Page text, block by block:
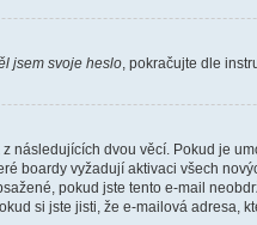
jsem svoje heslo, pokračujte dle
dvou věcí. Pokud je
boardy vyžadují aktivaci všech
pokud jste tento e-mail
si jste jisti, že e-mailová adresa,